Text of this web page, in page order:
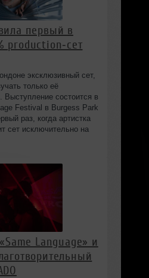
первый в
production‑сет
эксклюзивный сет,
только её
Выступление состоится в
Festival в Burgess Park
раз, когда артистка
сет исключительно на
Language» и